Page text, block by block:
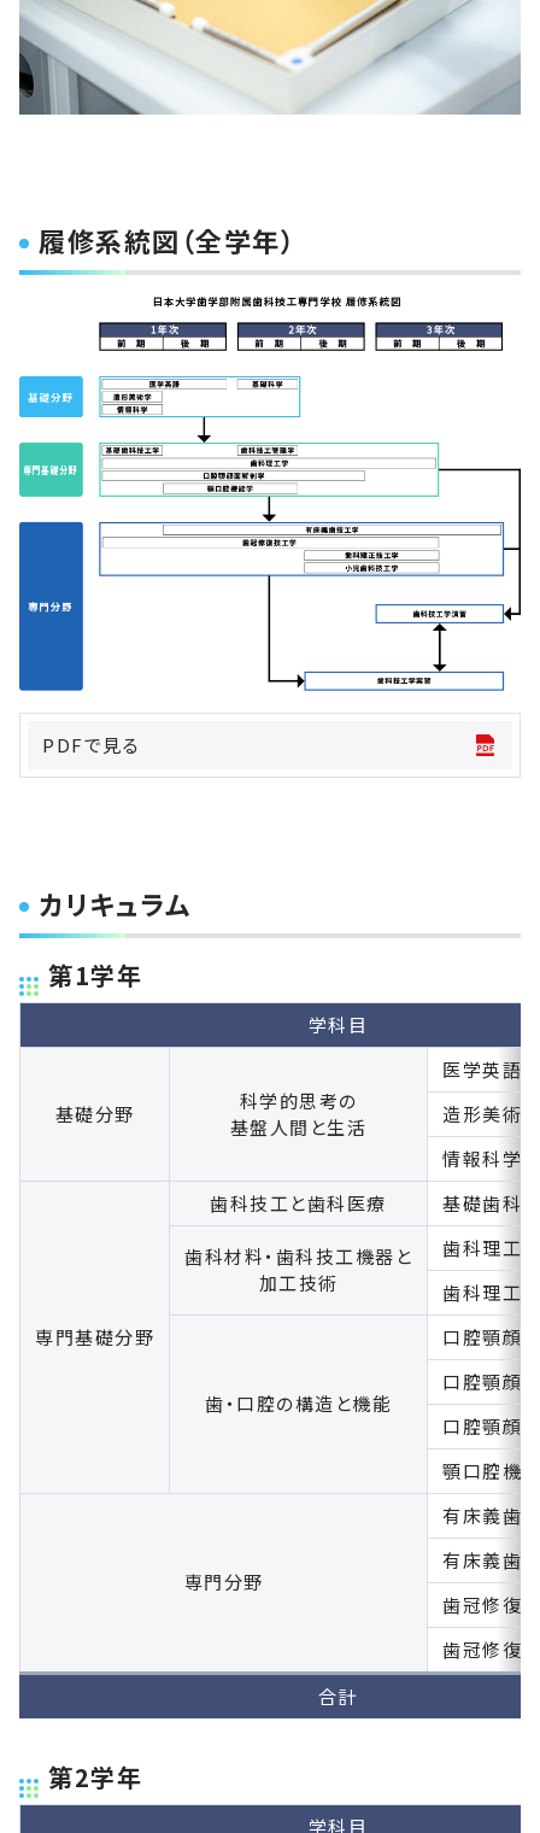
履修系統図（全学年）
PDFで見る
カリキュラム
第1学年
学科目
基礎分野
科学的思考の
基盤人間と生活
医学英語
造形美術
情報科学
専門基礎分野
歯科技工と歯科医療 基礎歯科
歯科材料・歯科技工機器と
加工技術
歯科理工
歯科理工
歯・口腔の構造と機能
口腔顎顔
口腔顎顔
口腔顎顔
顎口腔機
専門分野
有床義歯
有床義歯
歯冠修復
歯冠修復
合計
第2学年
学科目